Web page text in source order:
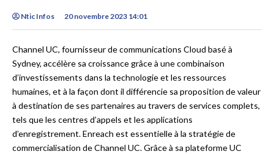
Ntic Infos 20 novembre 2023 14:01
Channel UC, fournisseur de communications Cloud basé à
Sydney, accélère sa croissance grâce à une combinaison
d’investissements dans la technologie et les ressources
humaines, et à la façon dont il différencie sa proposition de valeur
à destination de ses partenaires au travers de services complets,
tels que les centres d’appels et les applications
d’enregistrement. Enreach est essentielle à la stratégie de
commercialisation de Channel UC. Grâce à sa plateforme UC